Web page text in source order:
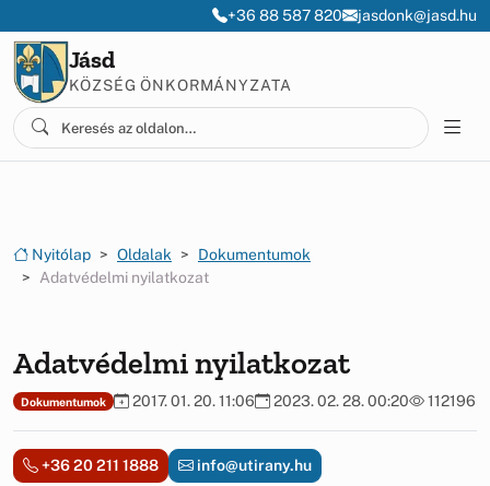
+36 88 587 820 jasdonk@jasd.hu
Jásd
KÖZSÉG ÖNKORMÁNYZATA
Nyitólap Oldalak
Dokumentumok
Adatvédelmi nyilatkozat
Adatvédelmi nyilatkozat
Dokumentumok 2017. 01. 20. 11:06 2023. 02. 28. 00:20 112196
+36 20 211 1888 info@utirany.hu